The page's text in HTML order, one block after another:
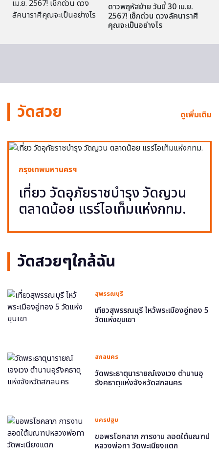
ดาวพฤหัสย้าย วันนี้ 30 เม.ย.
2567! เช็กด่วน ดวงลัคนาราศี
คุณจะเป็นอย่างไร
วัดสวย ดูเพิ่มเติม
กรุงเทพมหานครฯ
เที่ยว วัดอุภัยราชบำรุง วัดญวน
ตลาดน้อย แรร์ไอเท็มแห่งกทม.
วัดสวยๆใกล้ฉัน
สุพรรณบุรี
เที่ยวสุพรรณบุรี ไหว้พระเมืองอู่ทอง 5
วัดแห่งขุนเขา
สกลนคร
วัดพระธาตุนารายณ์เจงเวง ตำนานอุ
รังคธาตุแห่งจังหวัดสกลนคร
นครปฐม
ขอพรโชคลาภ การงาน ลอดใต้มณฑป
หลวงพ่อทา วัดพะเนียงแตก